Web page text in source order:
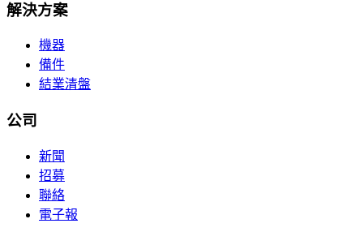
解決方案
機器
備件
結業清盤
公司
新聞
招募
聯絡
電子報